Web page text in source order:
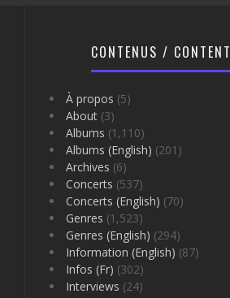
CONTENUS / CONTENT
À propos (5)
About (3)
Albums (1,110)
Albums (English) (201)
Archives (6)
Concerts (537)
Concerts (English) (70)
Genres (1,523)
Genres (English) (294)
Information (English) (87)
Infos (Fr) (302)
Interviews (24)